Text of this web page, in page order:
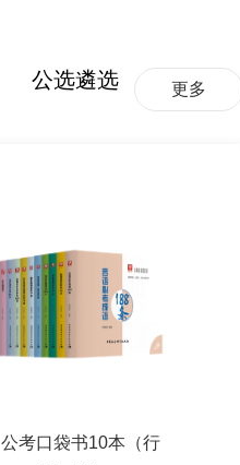
公选遴选 更多
公考口袋书10本（行